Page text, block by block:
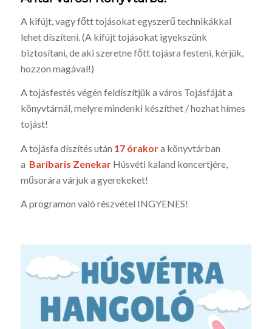
A kifújt, vagy főtt tojásokat egyszerű technikákkal
lehet díszíteni. (A kifújt tojásokat igyekszünk
biztosítani, de aki szeretne főtt tojásra festeni, kérjük,
hozzon magával!)
A tojásfestés végén feldíszítjük a város Tojásfáját a
könyvtárnál, melyre mindenki készíthet / hozhat hímes
tojást!
A tojásfa díszítés után 17 órakora könyvtárban
a Baribaris Zenekar Húsvéti kaland koncertjére,
műsorára várjuk a gyerekeket!
A programon való részvétel INGYENES!